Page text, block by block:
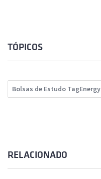
TÓPICOS
Bolsas de Estudo TagEnergy
RELACIONADO